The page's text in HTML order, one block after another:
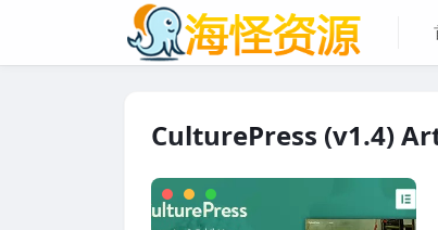
CulturePress (v1.4)